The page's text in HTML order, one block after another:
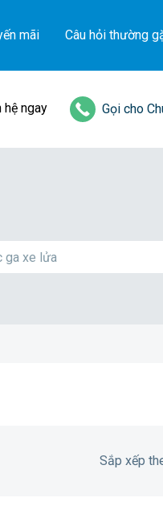
mãi Câu hỏi thường
hệ ngay Gọi cho
Sắp xếp